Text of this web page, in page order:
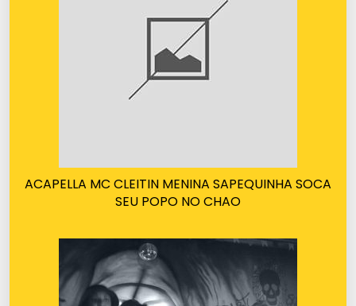
ACAPELLA MC CLEITIN MENINA SAPEQUINHA SOCA
SEU POPO NO CHAO